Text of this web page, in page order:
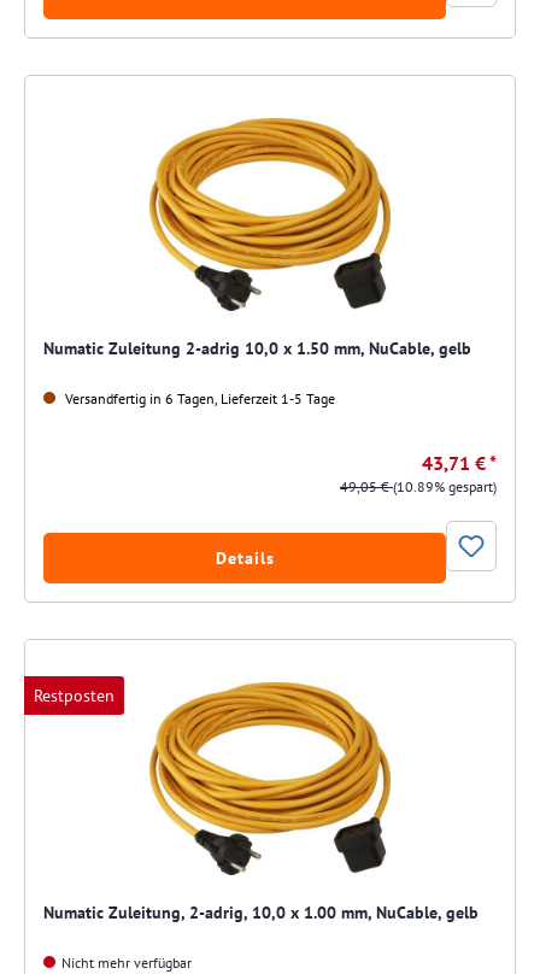
Numatic Zuleitung 2-adrig 10,0 x 1.50 mm, NuCable, gelb
Versandfertig in 6 Tagen, Lieferzeit 1-5 Tage
43,71 € *
49,05 €(10.89% gespart)
Details
Restposten
Numatic Zuleitung, 2-adrig, 10,0 x 1.00 mm, NuCable, gelb
Nicht mehr verfügbar